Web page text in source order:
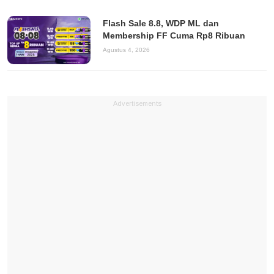
Flash Sale 8.8, WDP ML dan
Membership FF Cuma Rp8 Ribuan
Agustus 4, 2026
Advertisements